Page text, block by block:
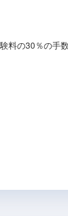
料の30％の手